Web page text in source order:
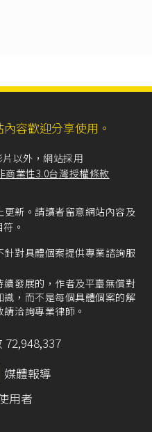
容歡迎分享使用。
以外，網站採用
商業性3.0台灣授權條款
新。請讀者留意網站內容及
。
對具體個案提供專業諮詢服
發展的，作者及平臺無償對
，而不是每個具體個案的解
洽詢專業律師。
媒體報導
用者